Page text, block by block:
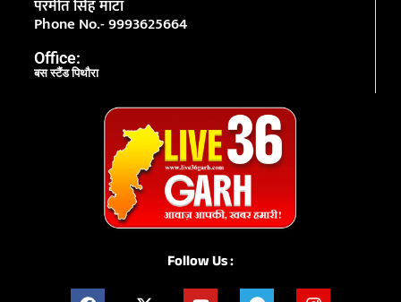
परमीत सिंह माटा
Phone No.- 9993625664
Office:
बस स्टैंड पिथौरा
Follow Us :